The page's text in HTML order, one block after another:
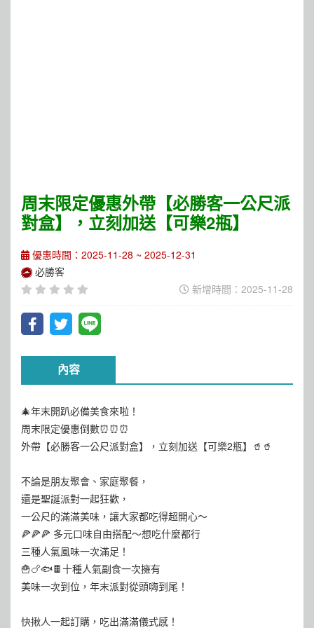
周末限定優惠外帶【必勝客一公尺派
對盒】，立刻加送【可樂2瓶】
優惠時間：2025-11-28 ~ 2025-12-31
必勝客
新增時間：2025-11-28
內容
🎄年末開趴必備美食來啦！
周末限定優惠倒數⏰⏰⏰
外帶【必勝客一公尺派對盒】，立刻加送【可樂2瓶】🥤🥤
不論是朋友聚會、家庭聚餐，
還是聖誕派對一起狂歡，
一公尺的滿滿美味，讓大家都吃得超開心～
🍕🍕🍕 多元口味自由搭配～想吃什麼都行
三種人氣風味一次滿足！
🍟🍗🐟🍫十種人氣副食一次擁有
美味一次到位，年末派對從頭嗨到尾！
快揪人一起訂購，吃出滿滿儀式感！